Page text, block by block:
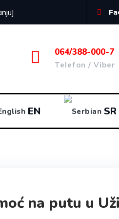
064/388-000-7
Telefon / Viber
EN SR
na putu u